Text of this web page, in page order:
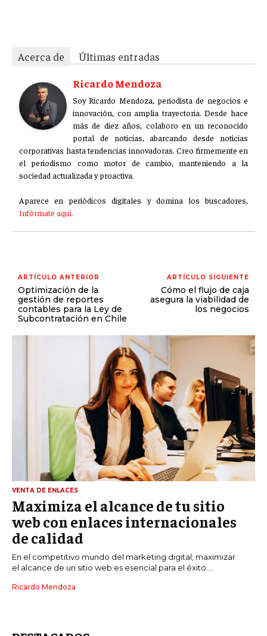
Acerca de
Últimas entradas
Ricardo Mendoza
Soy Ricardo Mendoza, periodista de negocios e
innovación, con amplia trayectoria. Desde hace
más de diez años, colaboro en un reconocido
portal de noticias, abarcando desde noticias
corporativas hasta tendencias innovadoras. Creo firmemente en
el periodismo como motor de cambio, manteniendo a la
sociedad actualizada y proactiva.
Aparece en periódicos digitales y domina los buscadores,
Infórmate aquí.
ARTÍCULO ANTERIOR
Optimización de la
gestión de reportes
contables para la Ley de
Subcontratación en Chile
ARTÍCULO SIGUIENTE
Cómo el flujo de caja
asegura la viabilidad de
los negocios
VENTA DE ENLACES
Maximiza el alcance de tu sitio
web con enlaces internacionales
de calidad
En el competitivo mundo del marketing digital, maximizar
el alcance de un sitio web es esencial para el éxito....
Ricardo Mendoza